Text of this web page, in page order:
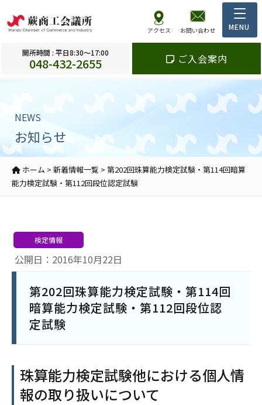
アクセス お問い合わせ
開所時間 : 平日8:30～17:00
048-432-2655 ご入会案内
NEWS
お知らせ
ホーム > 新着情報一覧 > 第202回珠算能力検定試験・第114回暗算
能力検定試験・第112回段位認定試験
公開日：2016年10月22日
検定情報
第202回珠算能力検定試験・第114回
暗算能力検定試験・第112回段位認
定試験
珠算能力検定試験他における個人情
報の取り扱いについて